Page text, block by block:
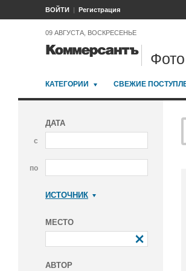
ВОЙТИ Регистрация
09 АВГУСТА, ВОСКРЕСЕНЬЕ
Фото
КАТЕГОРИИ СВЕЖИЕ
ДАТА
с
по
ИСТОЧНИК
МЕСТО
АВТОР